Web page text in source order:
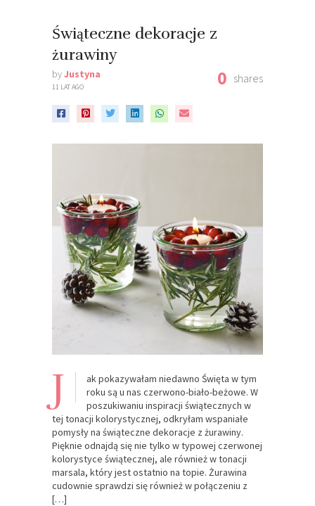
Świąteczne dekoracje z
żurawiny
byJustyna
11 LAT AGO 0 shares
J
ak pokazywałam niedawno Święta w tym
roku są u nas czerwono-biało-beżowe. W
poszukiwaniu inspiracji świątecznych w
tej tonacji kolorystycznej, odkryłam wspaniałe
pomysły na świąteczne dekoracje z żurawiny.
Pięknie odnajdą się nie tylko w typowej czerwonej
kolorystyce świątecznej, ale również w tonacji
marsala, który jest ostatnio na topie. Żurawina
cudownie sprawdzi się również w połączeniu z
[…]